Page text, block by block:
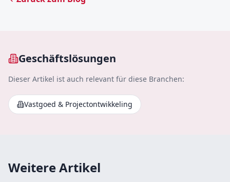
Geschäftslösungen
Dieser Artikel ist auch relevant für diese Branchen:
Vastgoed & Projectontwikkeling
Weitere Artikel